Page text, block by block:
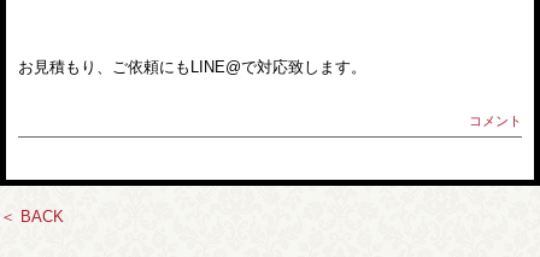
お見積もり、ご依頼にもLINE@で対応致します。
コメント
＜ BACK